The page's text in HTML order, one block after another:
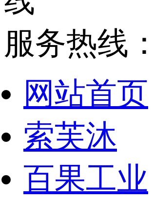
服务热线：
网站首页
索芙沐
百果工业